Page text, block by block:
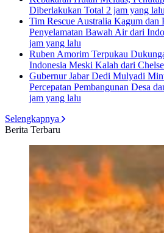
Diberlakukan Total 2 jam yang
Tim Rescue Australia Kagum dan
Penyelamatan Bawah Air dari
jam yang lalu
Ruben Amorim Terpukau
Indonesia Meski Kalah dari
Gubernur Jabar Dedi Mulyadi
Percepatan Pembangunan Desa
jam yang lalu
Selengkapnya
Berita Terbaru